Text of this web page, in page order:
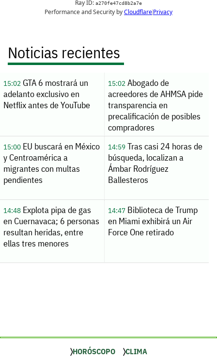
Noticias recientes
15:02GTA 6 mostrará un
adelanto exclusivo en
Netflix antes de YouTube
15:02Abogado de
acreedores de AHMSA pide
transparencia en
precalificación de posibles
compradores
15:00EU buscará en México
y Centroamérica a
migrantes con multas
pendientes
14:59Tras casi 24 horas de
búsqueda, localizan a
Ámbar Rodríguez
Ballesteros
14:48Explota pipa de gas
en Cuernavaca; 6 personas
resultan heridas, entre
ellas tres menores
14:47Biblioteca de Trump
en Miami exhibirá un Air
Force One retirado
HORÓSCOPO CLIMA